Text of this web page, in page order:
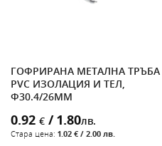
ГОФРИРАНА МЕТАЛНА ТРЪБА
PVC ИЗОЛАЦИЯ И ТЕЛ,
Ф30.4/26MM
0.92 € / 1.80лв.
Стара цена: 1.02 € / 2.00 лв.